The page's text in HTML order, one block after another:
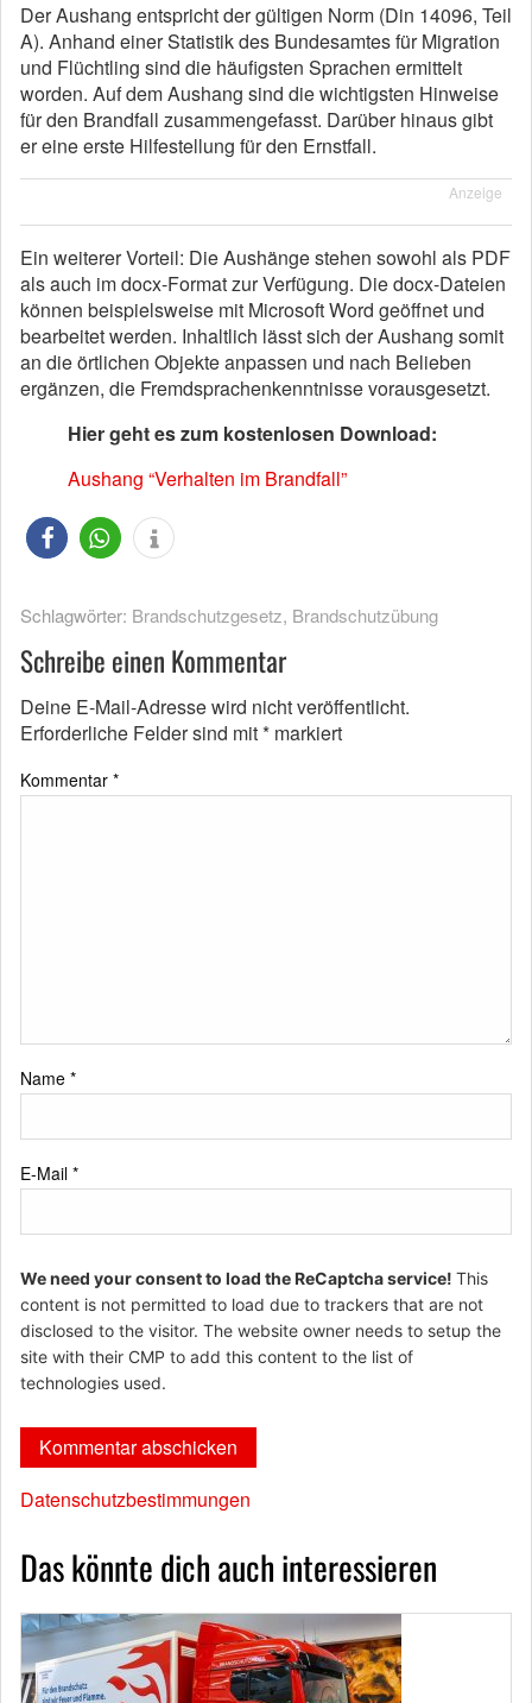
Der Aushang entspricht der gültigen Norm (Din 14096, Teil
A). Anhand einer Statistik des Bundesamtes für Migration
und Flüchtling sind die häufigsten Sprachen ermittelt
worden. Auf dem Aushang sind die wichtigsten Hinweise
für den Brandfall zusammengefasst. Darüber hinaus gibt
er eine erste Hilfestellung für den Ernstfall.
Anzeige
Ein weiterer Vorteil: Die Aushänge stehen sowohl als PDF
als auch im docx-Format zur Verfügung. Die docx-Dateien
können beispielsweise mit Microsoft Word geöffnet und
bearbeitet werden. Inhaltlich lässt sich der Aushang somit
an die örtlichen Objekte anpassen und nach Belieben
ergänzen, die Fremdsprachenkenntnisse vorausgesetzt.
Hier geht es zum kostenlosen Download:
Aushang “Verhalten im Brandfall”
Schlagwörter: Brandschutzgesetz, Brandschutzübung
Schreibe einen Kommentar
Deine E-Mail-Adresse wird nicht veröffentlicht.
Erforderliche Felder sind mit* markiert
Kommentar *
Name *
E-Mail *
We need your consent to load the ReCaptcha service! This
content is not permitted to load due to trackers that are not
disclosed to the visitor. The website owner needs to setup the
site with their CMP to add this content to the list of
technologies used.
Datenschutzbestimmungen
Das könnte dich auch interessieren